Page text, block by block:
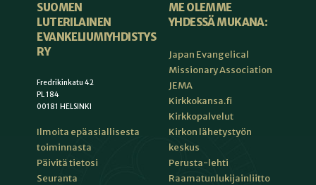
SUOMEN
LUTERILAINEN
EVANKELIUMIYHDISTYS
RY
Fredrikinkatu 42
PL 184
00181 HELSINKI
Ilmoita epäasiallisesta
toiminnasta
Päivitä tietosi
Seuranta
ME OLEMME
YHDESSÄ MUKANA:
Japan Evangelical
Missionary Association
JEMA
Kirkkokansa.fi
Kirkkopalvelut
Kirkon lähetystyön
keskus
Perusta-lehti
Raamatunlukijainliitto